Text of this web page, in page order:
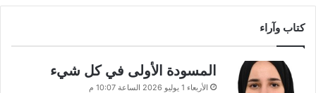
كتاب وآراء
المسودة الأولى في كل شيء
الأربعاء 1 يوليو 2026 الساعة 10:07 م